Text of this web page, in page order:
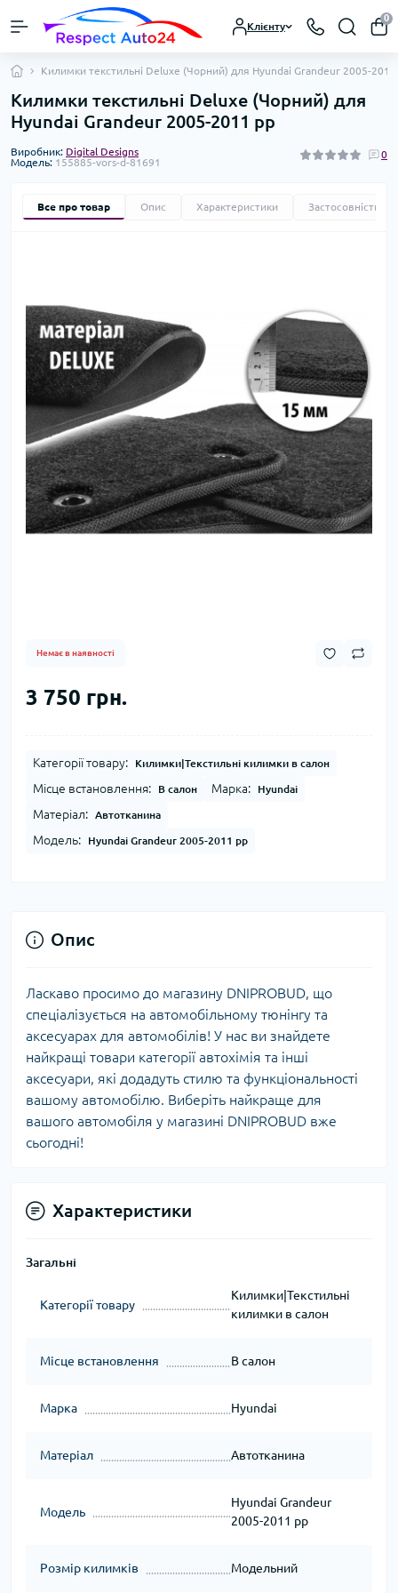
Клієнту
0
Килимки текстильні Deluxe (Чорний) для Hyundai Grandeur 2005-
Килимки текстильні Deluxe (Чорний) для
Hyundai Grandeur 2005-2011 рр
Виробник: Digital Designs
Модель: 155885-vors-d-81691
0
Все про товар Опис Характеристики Застосовність
Немає в наявності
3 750 грн.
Категорії товару: Килимки|Текстильні килимки в салон
Місце встановлення: В салон Марка: Hyundai
Матеріал: Автотканина
Модель: Hyundai Grandeur 2005-2011 рр
Опис
Ласкаво просимо до магазину DNIPROBUD, що
спеціалізується на автомобільному тюнінгу та
аксесуарах для автомобілів! У нас ви знайдете
найкращі товари категорії автохімія та інші
аксесуари, які додадуть стилю та функціональності
вашому автомобілю. Виберіть найкраще для
вашого автомобіля у магазині DNIPROBUD вже
сьогодні!
Характеристики
Загальні
Категорії товару
Килимки|Текстильні
килимки в салон
Місце встановлення В салон
Марка Hyundai
Матеріал Автотканина
Модель
Hyundai Grandeur
2005-2011 рр
Розмір килимків Модельний